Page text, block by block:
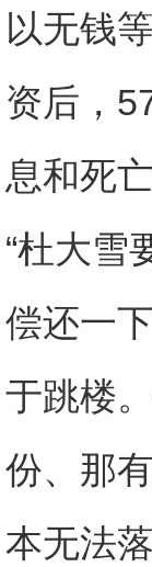
以无钱
资后，
息和死
“杜大雪
偿还一
于跳楼
份、那
本无法